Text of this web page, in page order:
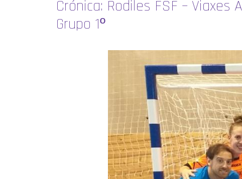
Crónica: Rodiles FSF – Viaxes
Grupo 1º